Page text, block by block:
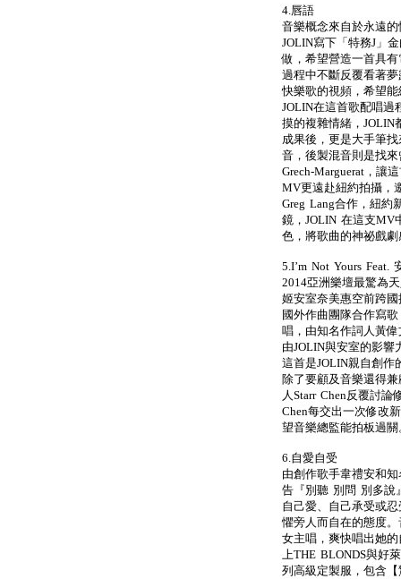
4.唇語
音樂概念來自於永遠
JOLIN寫下「特務J」
做，希望營造一首具
過程中不斷反覆看著
快樂歌的視頻，希望
JOLIN在這首歌配唱過
摸的複雜情緒，JOLIN
成果後，更是大手筆
音，後製混音則是找
Grech-Marguerat，讓
MV更遠赴紐約拍攝，
Greg Lang合作，紐約
鏡，JOLIN 在這支MV
色，將歌曲的神祕戲
5.I’m Not Yours Feat.
2014亞洲樂壇最驚為
姬安室奈美惠空前跨
國外作曲團隊合作寫
唱，由知名作詞人黃
由JOLIN與安室的影響
這首是JOLIN親自創作
除了要顧及音樂還得
人Starr Chen反覆討論
Chen每交出一次修改
望音樂總監能拍板過關
6.自愛自受
由創作歌手韋禮安和
告『別聽 別問 別多說
自己愛、自己承受或
懼旁人而自在的態度
女主唱，爽快唱出她
上THE BLONDS與好
列高級定製服，包含